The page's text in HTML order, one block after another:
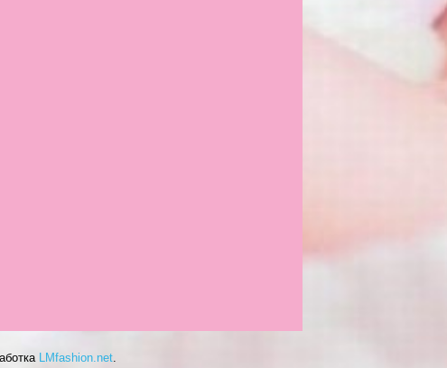
LMfashion.net.